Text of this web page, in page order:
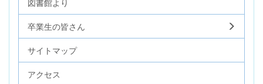
卒業生の皆さん
サイトマップ
アクセス